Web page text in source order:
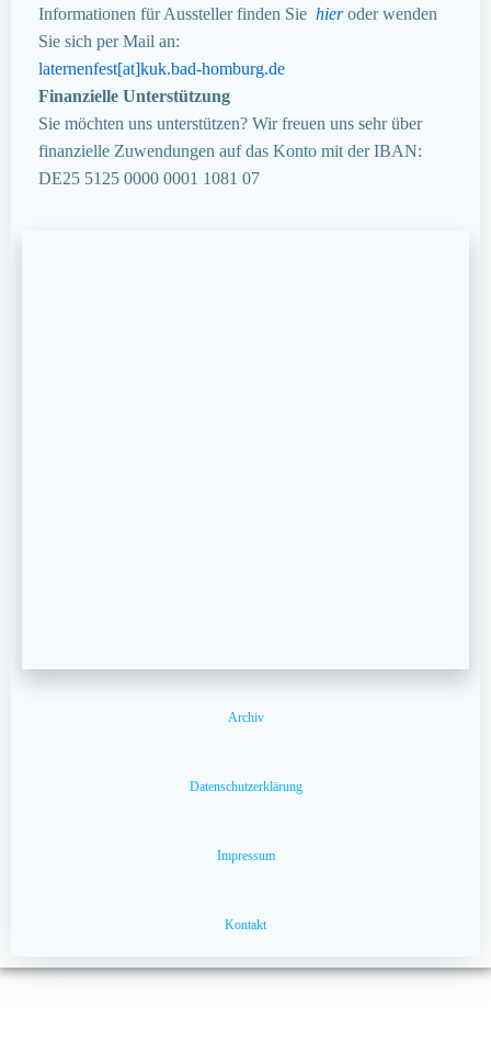
Informationen für Aussteller finden Sie hieroder wenden
Sie sich per Mail an:
laternenfest[at]kuk.bad-homburg.de
Finanzielle Unterstützung
Sie möchten uns unterstützen? Wir freuen uns sehr über
finanzielle Zuwendungen auf das Konto mit der IBAN:
DE25 5125 0000 0001 1081 07
Archiv
Datenschutzerklärung
Impressum
Kontakt